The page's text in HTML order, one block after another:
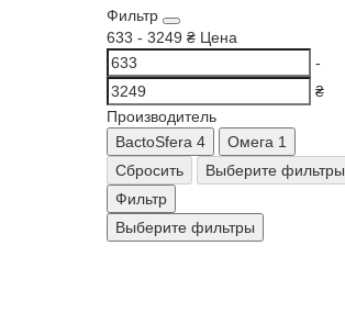
Фильтр
633 - 3249 ₴ Цена
-
₴
Производитель
BactoSfera 4 Омега 1
Сбросить
Выберите фильтры
Фильтр
Выберите фильтры